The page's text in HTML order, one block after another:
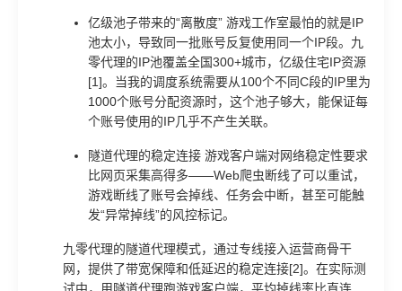
亿级池子带来的“离散度” 游戏工作室最怕的就是IP
池太小，导致同一批账号反复使用同一个IP段。九
零代理的IP池覆盖全国300+城市，亿级住宅IP资源
[1]。当我的调度系统需要从100个不同C段的IP里为
1000个账号分配资源时，这个池子够大，能保证每
个账号使用的IP几乎不产生关联。
隧道代理的稳定连接 游戏客户端对网络稳定性要求
比网页采集高得多——Web爬虫断线了可以重试，
游戏断线了账号会掉线、任务会中断，甚至可能触
发“异常掉线”的风控标记。
九零代理的隧道代理模式，通过专线接入运营商骨干
网，提供了带宽保障和低延迟的稳定连接[2]。在实际测